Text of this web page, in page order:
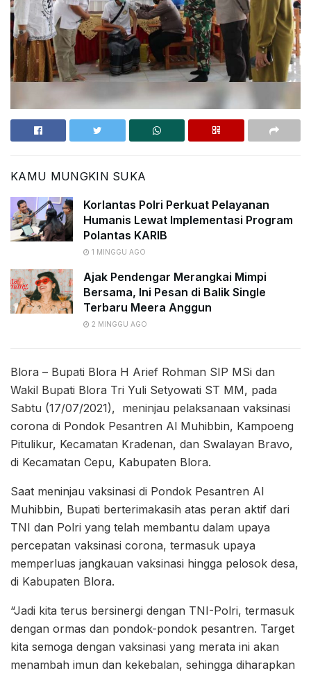
KAMU MUNGKIN SUKA
Korlantas Polri Perkuat Pelayanan
Humanis Lewat Implementasi Program
Polantas KARIB
1 MINGGU AGO
Ajak Pendengar Merangkai Mimpi
Bersama, Ini Pesan di Balik Single
Terbaru Meera Anggun
2 MINGGU AGO
Blora – Bupati Blora H Arief Rohman SIP MSi dan
Wakil Bupati Blora Tri Yuli Setyowati ST MM, pada
Sabtu (17/07/2021), meninjau pelaksanaan vaksinasi
corona di Pondok Pesantren Al Muhibbin, Kampoeng
Pitulikur, Kecamatan Kradenan, dan Swalayan Bravo,
di Kecamatan Cepu, Kabupaten Blora.
Saat meninjau vaksinasi di Pondok Pesantren Al
Muhibbin, Bupati berterimakasih atas peran aktif dari
TNI dan Polri yang telah membantu dalam upaya
percepatan vaksinasi corona, termasuk upaya
memperluas jangkauan vaksinasi hingga pelosok desa,
di Kabupaten Blora.
“Jadi kita terus bersinergi dengan TNI-Polri, termasuk
dengan ormas dan pondok-pondok pesantren. Target
kita semoga dengan vaksinasi yang merata ini akan
menambah imun dan kekebalan, sehingga diharapkan